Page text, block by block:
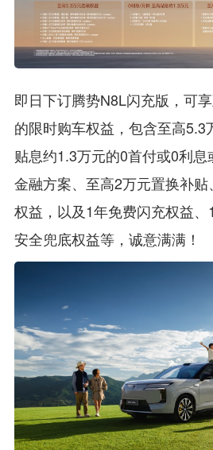
即日下订腾势N8L闪充版，可
的限时购车权益，包含至高5.3
贴息约1.3万元的0首付或0利
金融方案、至高2万元置换补
权益，以及1年免费闪充权益
安全兜底权益等，诚意满满！